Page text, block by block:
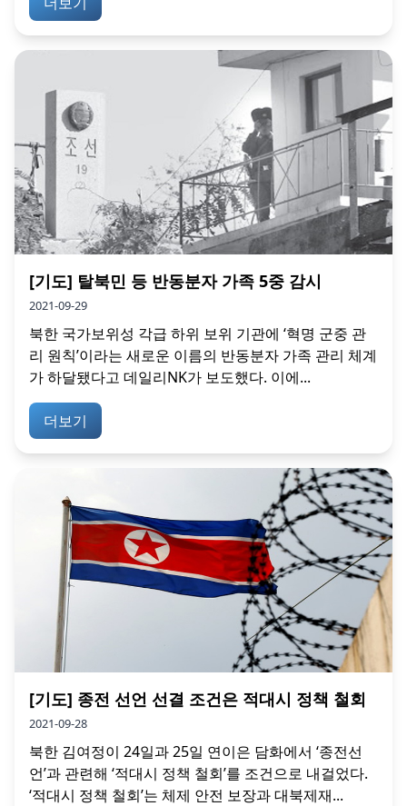
[기도] 탈북민 등 반동분자 가족 5중 감시
2021-09-29
북한 국가보위성 각급 하위 보위 기관에 ‘혁명 군중 관
리 원칙’이라는 새로운 이름의 반동분자 가족 관리 체계
가 하달됐다고 데일리NK가 보도했다. 이에...
더보기
[기도] 종전 선언 선결 조건은 적대시 정책 철회
2021-09-28
북한 김여정이 24일과 25일 연이은 담화에서 ‘종전선
언’과 관련해 ‘적대시 정책 철회’를 조건으로 내걸었다.
‘적대시 정책 철회’는 체제 안전 보장과 대북제재...